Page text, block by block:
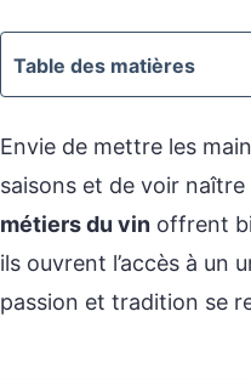
Table des matières
Envie de mettre les
saisons et de voir
métiers du vin offrent
ils ouvrent l’accès à un
passion et tradition se